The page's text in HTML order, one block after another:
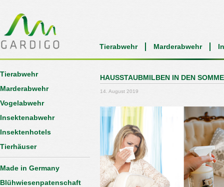
Tierabwehr Marderabwehr
HAUSSTAUBMILBEN IN DEN
14. August 2019
Tierabwehr
Marderabwehr
Vogelabwehr
Insektenabwehr
Insektenhotels
Tierhäuser
Made in Germany
Blühwiesenpatenschaft